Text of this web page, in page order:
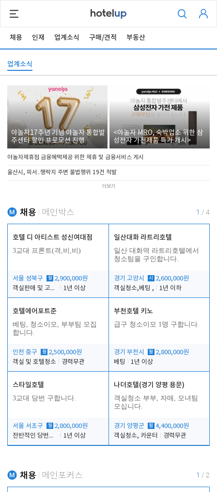
채용 인재 업계소식 구매/견적 부동산
업계소식
야놀자17주년 기념 야놀자 통합발
주센터 할인 프로모션 진행
<야놀자 MRO, 숙박업소 위한 삼
성전자 가전제품 특가 개시>
야놀자제휴점 금융혜택제공 위한 제휴 및 금융서비스 게시
울산시, 피서․행락지 주변 불법행위 19건 적발
더보기
채용 메인박스 1 / 4
호텔 디 아티스트 성신여대점
3교대 프론트(격,비,비)
서울 성북구 월 2,900,000원
객실판매 및 고객응대
1년 이상
일산대화 라트리호텔
일산 대화역 라트리호텔에서
청소팀을 구인합니다.
경기 고양시 시
2,600,000원
객실청소,베팅 ,
1년 이하
호텔에어포트준
베팅, 청소이모, 부부팀 모집
합니다.
인천 중구 월 2,500,000원
객실 및 호텔청소
경력무관
부천호텔 키노
급구 청소이모 1명 구합니다.
경기 부천시 월 2,800,000원
베팅
1년 이상
스타일호텔
3교대 당번 구합니다.
서울 서초구 월 2,800,000원
전반적인 당번업무
1년 이상
나더호텔(경기 양평 용문)
객실청소 부부, 자매, 모녀팀
모십니다.
경기 양평군 월 4,400,000원
객실청소, 카운터
경력무관
채용 메인포커스 1 / 2